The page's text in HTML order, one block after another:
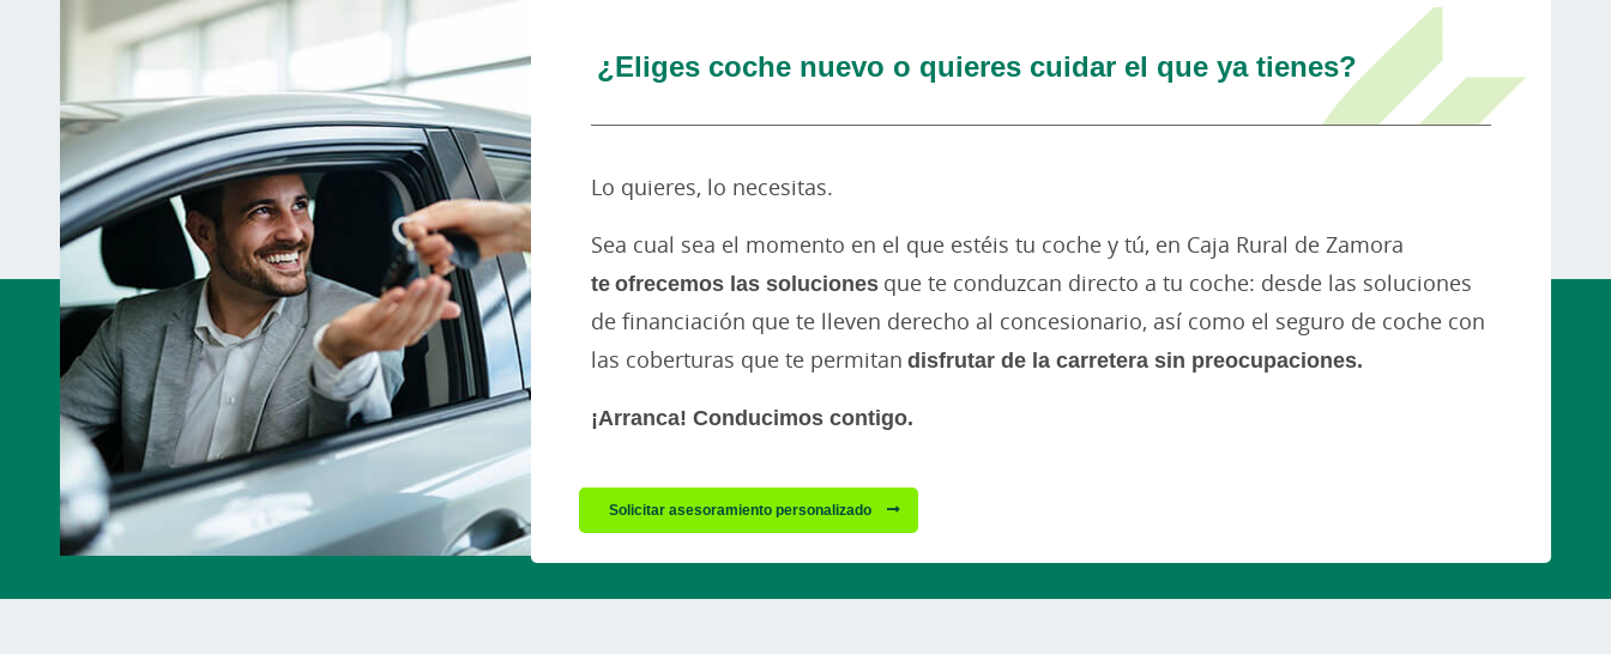
¿Eliges coche nuevo o quieres cuidar el que ya tienes?
Lo quieres, lo necesitas.
Sea cual sea el momento en el que estéis tu coche y tú, en Caja Rural de Zamora
te ofrecemos las solucionesque te conduzcan directo a tu coche: desde las soluciones
de financiación que te lleven derecho al concesionario, así como el seguro de coche con
las coberturas que te permitan disfrutar de la carretera sin preocupaciones.
¡Arranca! Conducimos contigo.
Solicitar asesoramiento personalizado